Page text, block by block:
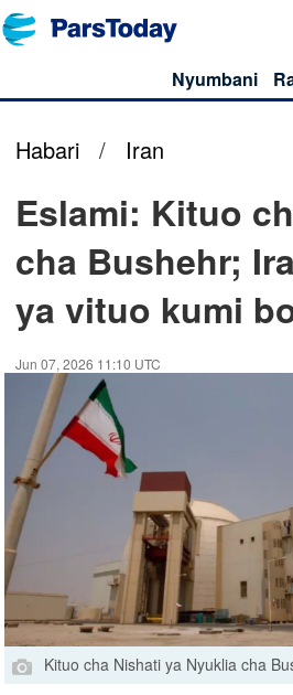
Nyumbani
Habari / Iran
Eslami: Kituo
cha Bushehr;
ya vituo kumi
Jun 07, 2026 11:10 UTC
Kituo cha Nishati ya Nyuklia cha